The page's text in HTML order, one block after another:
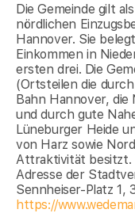
Die Gemeinde gilt
nördlichen
Hannover. Sie
Einkommen in
ersten drei. Die
(Ortsteilen die
Bahn Hannover, die
und durch gute
Lüneburger Heide
von Harz sowie
Attraktivität besitzt.
Adresse der
Sennheiser-Platz 1,
https://